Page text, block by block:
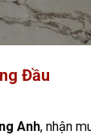
Đầu
Anh, nhận